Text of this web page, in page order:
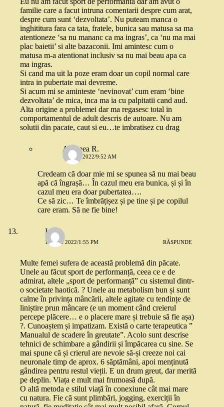
familie care a facut intruna comentarii despre cum arat,
despre cum sunt ‘dezvoltata’. Nu puteam manca o
inghititura fara ca tata, fratele, bunica sau matusa sa ma
atentioneze ‘sa nu mananc ca ma ingras’, ca ‘nu ma mai
plac baietii’ si alte bazaconii. Imi amintesc cum o
matusa m-a atentionat inclusiv sa nu mai beau apa ca
ma ingras.
Si cand ma uit la poze eram doar un copil normal care
intra in pubertate mai devreme.
Si acum mi se aminteste ‘nevinovat’ cum eram ‘bine
dezvoltata’ de mica, inca ma ia cu palpitatii cand aud.
Alta origine a problemei dar ma regasesc total in
comportamentul de adult descris de autoare. Nu am
solutii din pacate, caut si eu…te imbratisez cu drag
Andreea R.
16 MAI 2022/9:52 AM
Credeam că doar mie mi se spunea să nu mai beau
apă că îngrașă… În cazul meu era bunica, și și în
cazul meu era doar pubertatea….
Ce să zic… Te îmbrățișez și pe tine și pe copilul
care eram. Să ne fie bine!
Irina
14 MAI 2022/1:55 PM RĂSPUNDE
Multe femei sufera de această problemă din păcate.
Unele au făcut sport de performanță, ceea ce e de
admirat, altele „sport de performanță” cu sistemul dintr-
o societate haotică. ? Unele au metabolism bun și sunt
calme în privința mâncării, altele agitate cu tendințe de
liniștire prun mâncare (e un moment când creierul
percepe plăcere… e o placere mare și trebuie să fie așa)
?. Cunoaștem și impatizam. Există o carte terapeutica ”
Manualul de scadere în greutate”. Acolo sunt descrise
tehnici de schimbare a gândirii și împăcarea cu sine. Se
mai spune că și crierul are nevoie să-și creeze noi cai
neuronale timp de aprox. 6 săptămâni, apoi menținută
gândirea pentru restul vieții. E un drum greut, dar merită
pe deplin. Viața e mult mai frumoasă după.
O altă metoda e stilul viață în conexiune cât mai mare
cu natura. Fie că sunt plimbări, jogging, exerciții în